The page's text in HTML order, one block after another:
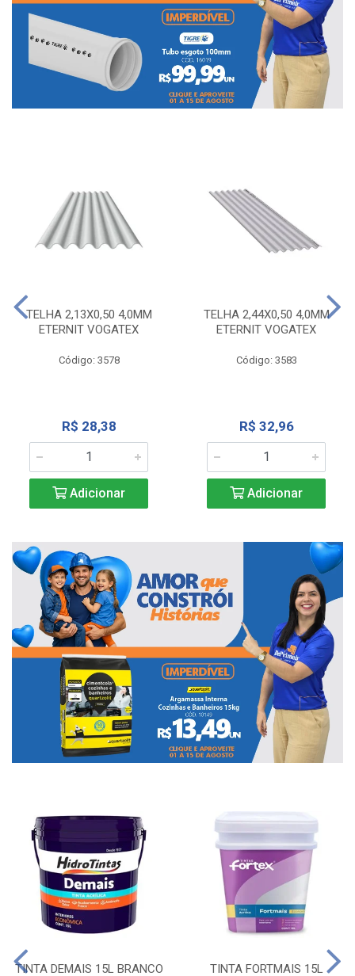
TELHA 2,13X0,50 4,0MM
ETERNIT VOGATEX
Código: 3578
R$ 28,38
Adicionar
TELHA 2,44X0,50 4,0MM
ETERNIT VOGATEX
Código: 3583
R$ 32,96
Adicionar
TINTA DEMAIS 15L BRANCO TINTA FORTMAIS 15L